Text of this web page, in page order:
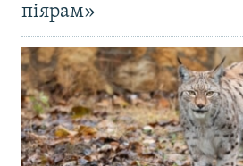
піярам»